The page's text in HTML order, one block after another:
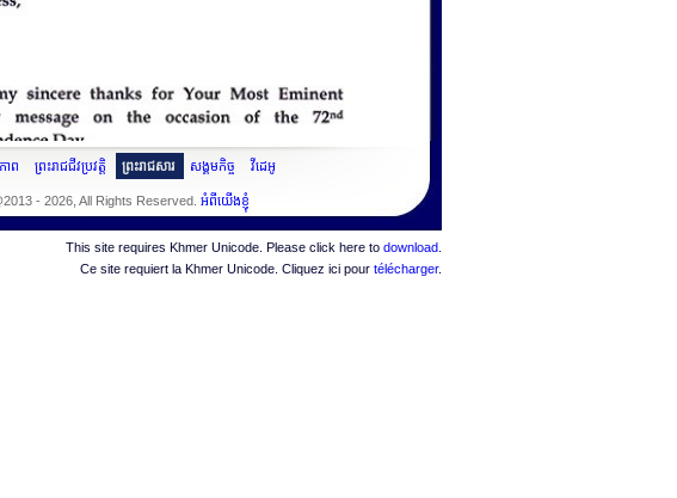
ាព ព្រះរាជជីវប្រវត្តិ ព្រះរាជសារ សង្គមកិច្ច វីដេអូ
- 2026, All Rights Reserved. អំពីយើងខ្ញុំ
This site requires Khmer Unicode. Please click here to download
Ce site requiert la Khmer Unicode. Cliquez ici pour télécharger.